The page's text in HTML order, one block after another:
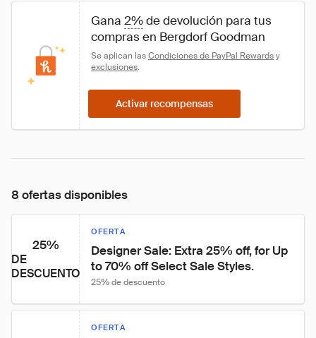
Gana 2% de devolución para tus
compras en Bergdorf Goodman
Se aplican las Condiciones de PayPal Rewards y
exclusiones.
Activar recompensas
8 ofertas disponibles
25%
DE
DESCUENTO
OFERTA
Designer Sale: Extra 25% off, for Up
to 70% off Select Sale Styles.
25% de descuento
OFERTA